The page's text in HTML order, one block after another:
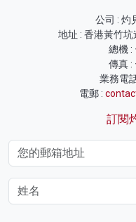
公司 : 灼
地址 : 香港黃竹
總機 :
傳真 :
業務電
電郵 :
訂閱